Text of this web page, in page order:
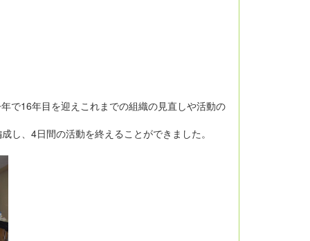
16年目を迎えこれまでの組織の見直しや活動の
、4日間の活動を終えることができました。